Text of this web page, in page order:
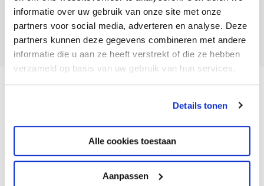
informatie over uw gebruik van onze site met onze
partners voor social media, adverteren en analyse. Deze
partners kunnen deze gegevens combineren met andere
informatie die u aan ze heeft verstrekt of die ze hebben
verzameld op basis van uw gebruik van hun services.
Details tonen
Alle cookies toestaan
Aanpassen
vrijdag van 7.30 - 16.00 uur
Groep 8